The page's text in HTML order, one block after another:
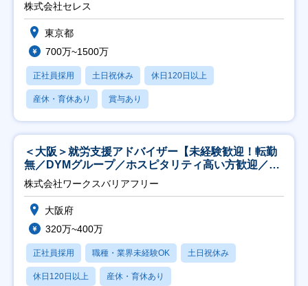
株式会社セレス
東京都
700万~1500万
正社員採用 土日祝休み 休日120日以上
産休・育休あり 賞与あり
＜大阪＞就労支援アドバイザー【未経験歓迎！転勤
無／DYMグループ／ホスピタリティ高い方歓迎／土
日祝】
株式会社ワークスバリアフリー
大阪府
320万~400万
正社員採用 職種・業界未経験OK 土日祝休み
休日120日以上 産休・育休あり